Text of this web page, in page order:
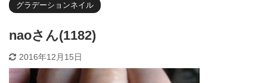
グラデーションネイル
naoさん(1182)
2016年12月15日